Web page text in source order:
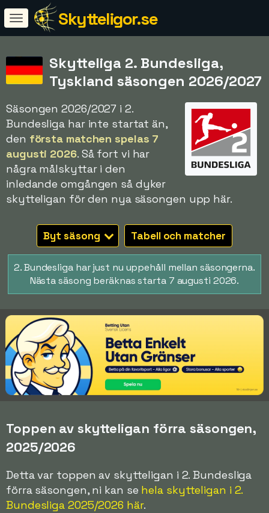
Skytteligor.se
Skytteliga 2. Bundesliga,
Tyskland säsongen 2026/2027
Säsongen 2026/2027 i 2.
Bundesliga har inte startat än,
den första matchen spelas 7
augusti 2026. Så fort vi har
några målskyttar i den
inledande omgången så dyker
skytteligan för den nya säsongen upp här.
Byt säsong Tabell och matcher
2. Bundesliga har just nu uppehåll mellan säsongerna.
Nästa säsong beräknas starta 7 augusti 2026.
Toppen av skytteligan förra säsongen,
2025/2026
Detta var toppen av skytteligan i 2. Bundesliga
förra säsongen, ni kan se hela skytteligan i 2.
Bundesliga 2025/2026 här.